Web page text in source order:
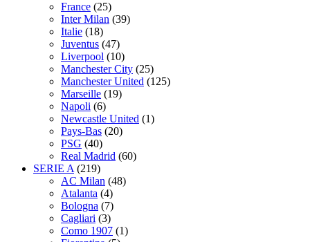
France (25)
Inter Milan (39)
Italie (18)
Juventus (47)
Liverpool (10)
Manchester City (25)
Manchester United (125)
Marseille (19)
Napoli (6)
Newcastle United (1)
Pays-Bas (20)
PSG (40)
Real Madrid (60)
SERIE A (219)
AC Milan (48)
Atalanta (4)
Bologna (7)
Cagliari (3)
Como 1907 (1)